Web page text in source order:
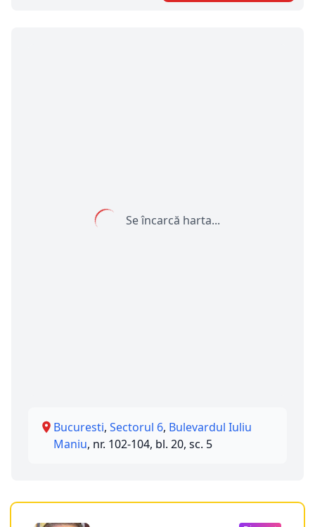
Se încarcă harta...
Bucuresti, Sectorul 6, Bulevardul Iuliu
Maniu, nr. 102-104, bl. 20, sc. 5